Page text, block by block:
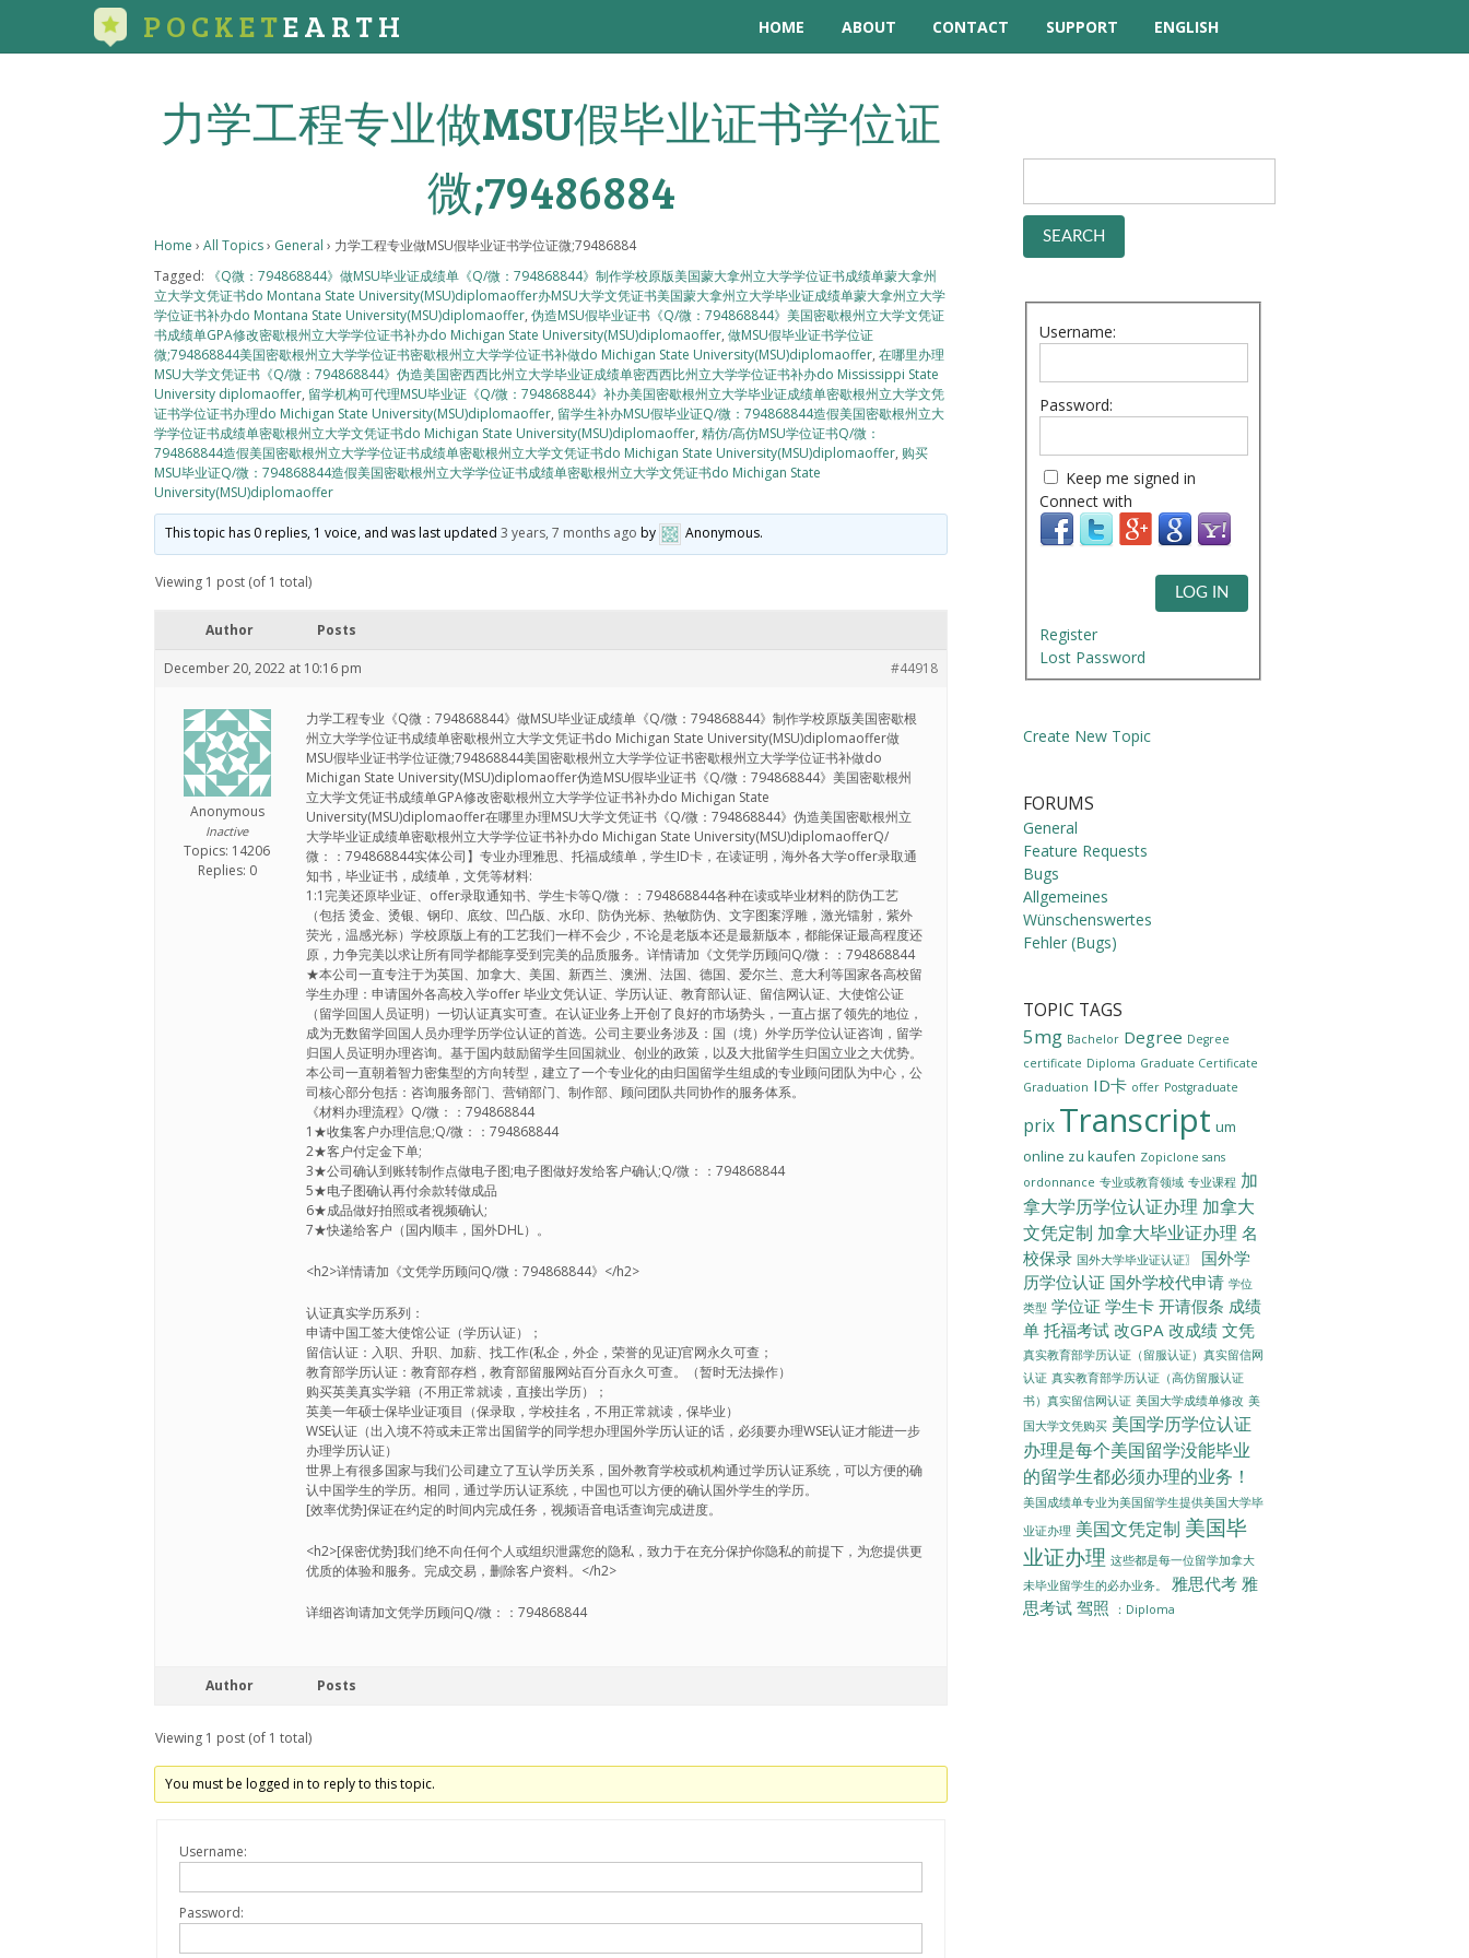
POCKETEARTH HOME ABOUT CONTACT
SUPPORT
TUTORIAL VIDEOS
QUESTIONS
FORUM
ENGLISH
力学工程专业做MSU假毕业证书学位证
微;79486884
Home › All Topics› General › 力学工程专业做MSU假毕业证书学位证微;79486884
Tagged:
《Q微：794868844》做MSU毕业证成绩单《Q/微：794868844》制作学校原版美国蒙大拿州立大学学位证书成绩单蒙大拿州
立大学文凭证书do Montana State University(MSU)diplomaoffer办MSU大学文凭证书美国蒙大拿州立大学毕业证成绩单蒙大拿州立大学
学位证书补办do Montana State University(MSU)diplomaoffer,伪造MSU假毕业证书《Q/微：794868844》美国密歇根州立大学文凭证
书成绩单GPA修改密歇根州立大学学位证书补办do Michigan State University(MSU)diplomaoffer,做MSU假毕业证书学位证
微;794868844美国密歇根州立大学学位证书密歇根州立大学学位证书补做do Michigan State University(MSU)diplomaoffer,在哪里办理
MSU大学文凭证书《Q/微：794868844》伪造美国密西西比州立大学毕业证成绩单密西西比州立大学学位证书补办do Mississippi State
University diplomaoffer, 留学机构可代理MSU毕业证《Q/微：794868844》补办美国密歇根州立大学毕业证成绩单密歇根州立大学文凭
证书学位证书办理do Michigan State University(MSU)diplomaoffer, 留学生补办MSU假毕业证Q/微：794868844造假美国密歇根州立大
学学位证书成绩单密歇根州立大学文凭证书do Michigan State University(MSU)diplomaoffer,精仿/高仿MSU学位证书Q/微：
794868844造假美国密歇根州立大学学位证书成绩单密歇根州立大学文凭证书do Michigan State University(MSU)diplomaoffer, 购买
MSU毕业证Q/微：794868844造假美国密歇根州立大学学位证书成绩单密歇根州立大学文凭证书do Michigan State
University(MSU)diplomaoffer
This topic has 0 replies, 1 voice, and was last updated3 years, 7 months ago by Anonymous.
Viewing 1 post (of 1 total)
Author Posts
December 20, 2022 at 10:16 pm #44918
Anonymous
Inactive
Topics: 14206
Replies: 0
力学工程专业《Q微：794868844》做MSU毕业证成绩单《Q/微：794868844》制作学校原版美国密歇根
州立大学学位证书成绩单密歇根州立大学文凭证书do Michigan State University(MSU)diplomaoffer做
MSU假毕业证书学位证微;794868844美国密歇根州立大学学位证书密歇根州立大学学位证书补做do
Michigan State University(MSU)diplomaoffer伪造MSU假毕业证书《Q/微：794868844》美国密歇根州
立大学文凭证书成绩单GPA修改密歇根州立大学学位证书补办do Michigan State
University(MSU)diplomaoffer在哪里办理MSU大学文凭证书《Q/微：794868844》伪造美国密歇根州立
大学毕业证成绩单密歇根州立大学学位证书补办do Michigan State University(MSU)diplomaofferQ/
微：：794868844实体公司】专业办理雅思、托福成绩单，学生ID卡，在读证明，海外各大学offer录取通
知书，毕业证书，成绩单，文凭等材料:
1:1完美还原毕业证、offer录取通知书、学生卡等Q/微：：794868844各种在读或毕业材料的防伪工艺
（包括 烫金、烫银、钢印、底纹、凹凸版、水印、防伪光标、热敏防伪、文字图案浮雕，激光镭射，紫外
荧光，温感光标）学校原版上有的工艺我们一样不会少，不论是老版本还是最新版本，都能保证最高程度还
原，力争完美以求让所有同学都能享受到完美的品质服务。详情请加《文凭学历顾问Q/微：：794868844
★本公司一直专注于为英国、加拿大、美国、新西兰、澳洲、法国、德国、爱尔兰、意大利等国家各高校留
学生办理：申请国外各高校入学offer 毕业文凭认证、学历认证、教育部认证、留信网认证、大使馆公证
（留学回国人员证明）一切认证真实可查。在认证业务上开创了良好的市场势头，一直占据了领先的地位，
成为无数留学回国人员办理学历学位认证的首选。公司主要业务涉及：国（境）外学历学位认证咨询，留学
归国人员证明办理咨询。基于国内鼓励留学生回国就业、创业的政策，以及大批留学生归国立业之大优势。
本公司一直朝着智力密集型的方向转型，建立了一个专业化的由归国留学生组成的专业顾问团队为中心，公
司核心部分包括：咨询服务部门、营销部门、制作部、顾问团队共同协作的服务体系。
《材料办理流程》Q/微：：794868844
1★收集客户办理信息;Q/微：：794868844
2★客户付定金下单;
3★公司确认到账转制作点做电子图;电子图做好发给客户确认;Q/微：：794868844
5★电子图确认再付余款转做成品
6★成品做好拍照或者视频确认;
7★快递给客户（国内顺丰，国外DHL）。
<h2>详情请加《文凭学历顾问Q/微：794868844》</h2>
认证真实学历系列：
申请中国工签大使馆公证（学历认证）；
留信认证：入职、升职、加薪、找工作(私企，外企，荣誉的见证)官网永久可查；
教育部学历认证：教育部存档，教育部留服网站百分百永久可查。（暂时无法操作）
购买英美真实学籍（不用正常就读，直接出学历）；
英美一年硕士保毕业证项目（保录取，学校挂名，不用正常就读，保毕业）
WSE认证（出入境不符或未正常出国留学的同学想办理国外学历认证的话，必须要办理WSE认证才能进一步
办理学历认证）
世界上有很多国家与我们公司建立了互认学历关系，国外教育学校或机构通过学历认证系统，可以方便的确
认中国学生的学历。相同，通过学历认证系统，中国也可以方便的确认国外学生的学历。
[效率优势]保证在约定的时间内完成任务，视频语音电话查询完成进度。
<h2>[保密优势]我们绝不向任何个人或组织泄露您的隐私，致力于在充分保护你隐私的前提下，为您提供更
优质的体验和服务。完成交易，删除客户资料。</h2>
详细咨询请加文凭学历顾问Q/微：：794868844
Author Posts
Viewing 1 post (of 1 total)
You must be logged in to reply to this topic.
Username:
Password:
Username:
Password:
Keep me signed in
Connect with
LOG IN
Register
Lost Password
Create New Topic
FORUMS
General
Feature Requests
Bugs
Allgemeines
Wünschenswertes
Fehler (Bugs)
TOPIC TAGS
5mg Bachelor Degree Degree
certificate Diploma Graduate Certificate
Graduation ID卡 offer Postgraduate
prix Transcript um
online zu kaufen Zopiclone sans
ordonnance 专业或教育领域 专业课程 加
拿大学历学位认证办理 加拿大
文凭定制 加拿大毕业证办理 名
校保录 国外大学毕业证认证〗
国外学
历学位认证 国外学校代申请 学位
类型 学位证 学生卡 开请假条 成绩
单 托福考试 改GPA 改成绩 文凭
真实教育部学历认证（留服认证）真实留信网
认证 真实教育部学历认证（高仿留服认证
书）真实留信网认证 美国大学成绩单修改 美
国大学文凭购买 美国学历学位认证
办理是每个美国留学没能毕业
的留学生都必须办理的业务！
美国成绩单专业为美国留学生提供美国大学毕
业证办理 美国文凭定制 美国毕
业证办理 这些都是每一位留学加拿大
未毕业留学生的必办业务。
雅思代考 雅
思考试 驾照 ：Diploma